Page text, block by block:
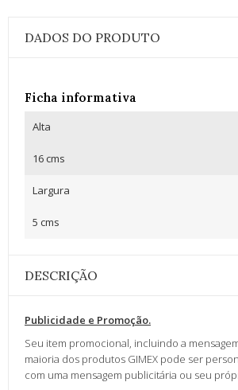
DADOS DO PRODUTO
Ficha informativa
Alta
16 cms
Largura
5 cms
DESCRIÇÃO
Publicidade e Promoção.
Seu item promocional, incluindo a
maioria dos produtos GIMEX pode ser
com uma mensagem publicitária ou seu